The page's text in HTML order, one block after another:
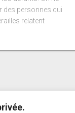
des personnes qui
relatent